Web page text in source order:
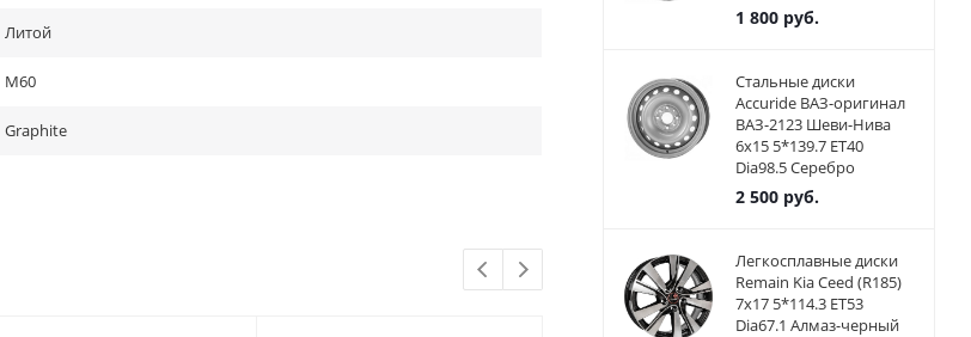
Литой
M60
Graphite
1 800руб.
Стальные диски
Accuride ВАЗ-оригинал
ВАЗ-2123 Шеви-Нива
6x15 5*139.7 ET40
Dia98.5 Серебро
2 500руб.
Легкосплавные диски
Remain Kia Ceed (R185)
7x17 5*114.3 ET53
Dia67.1 Алмаз-черный